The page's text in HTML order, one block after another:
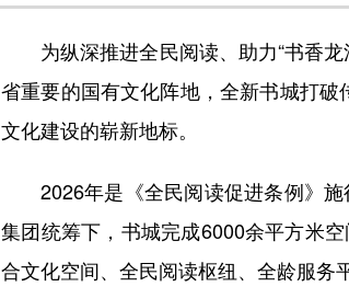
为纵深推进全民阅读、助力“书香龙
省重要的国有文化阵地，全新书城打
文化建设的崭新地标。
2026年是《全民阅读促进条例》施
集团统筹下，书城完成6000余平方米
合文化空间、全民阅读枢纽、全龄服务